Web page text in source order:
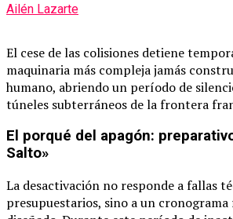
Ailén Lazarte
El cese de las colisiones detiene
maquinaria más compleja jamás
humano, abriendo un período de
túneles subterráneos de la frontera
El porqué del apagón:
Salto»
La desactivación no responde a fallas
presupuestarios, sino a un